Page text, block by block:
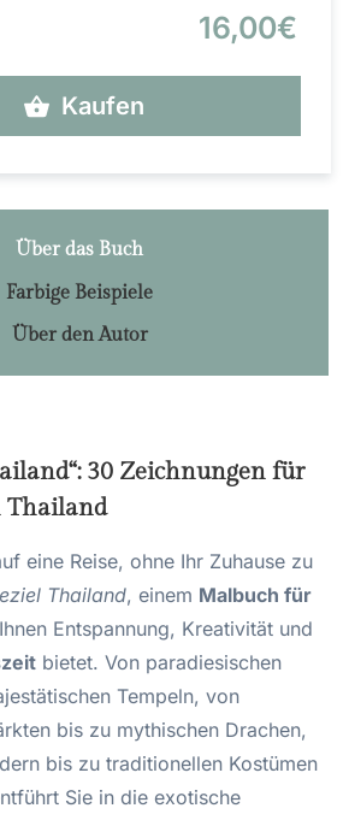
Kaufen
16,00€
Über das Buch
Farbige Beispiele
Über den Autor
30 Zeichnungen für
Thailand
eine Reise, ohne Ihr Zuhause zu
Thailand, einem Malbuch für
Entspannung, Kreativität und
bietet. Von paradiesischen
Tempeln, von
bis zu mythischen Drachen,
bis zu traditionellen Kostümen
Sie in die exotische